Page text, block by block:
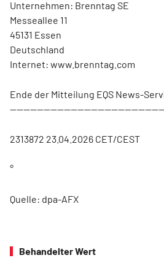
Unternehmen: Brenntag SE
Messeallee 11
45131 Essen
Deutschland
Internet: www.brenntag.com
Ende der Mitteilung EQS News-
2313872 23.04.2026 CET/CEST
°
Quelle: dpa-AFX
Behandelter Wert